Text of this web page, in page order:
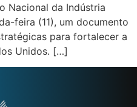
Nacional da Indústria
feira (11), um documento
para fortalecer a
Unidos. […]